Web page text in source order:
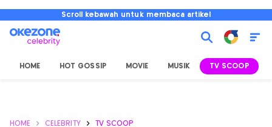
Scroll kebawah untuk membaca artikel
HOME HOT GOSSIP MOVIE MUSIK TV SCOOP
HOME CELEBRITY TV SCOOP